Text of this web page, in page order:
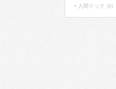
人間ドック (0)